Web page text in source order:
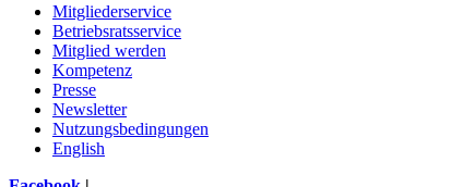
Mitgliederservice
Betriebsratsservice
Mitglied werden
Kompetenz
Presse
Newsletter
Nutzungsbedingungen
English